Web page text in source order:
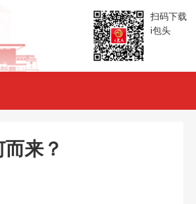
扫码下载
i包头
来？